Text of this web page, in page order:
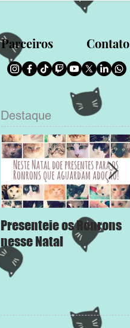
Parceiros Contato
Destaque
Presenteie os Ronrons
nesse Natal